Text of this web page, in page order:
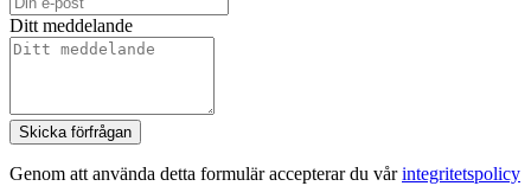
Ditt meddelande
Skicka förfrågan
Genom att använda detta formulär accepterar du vårintegritetspolicy